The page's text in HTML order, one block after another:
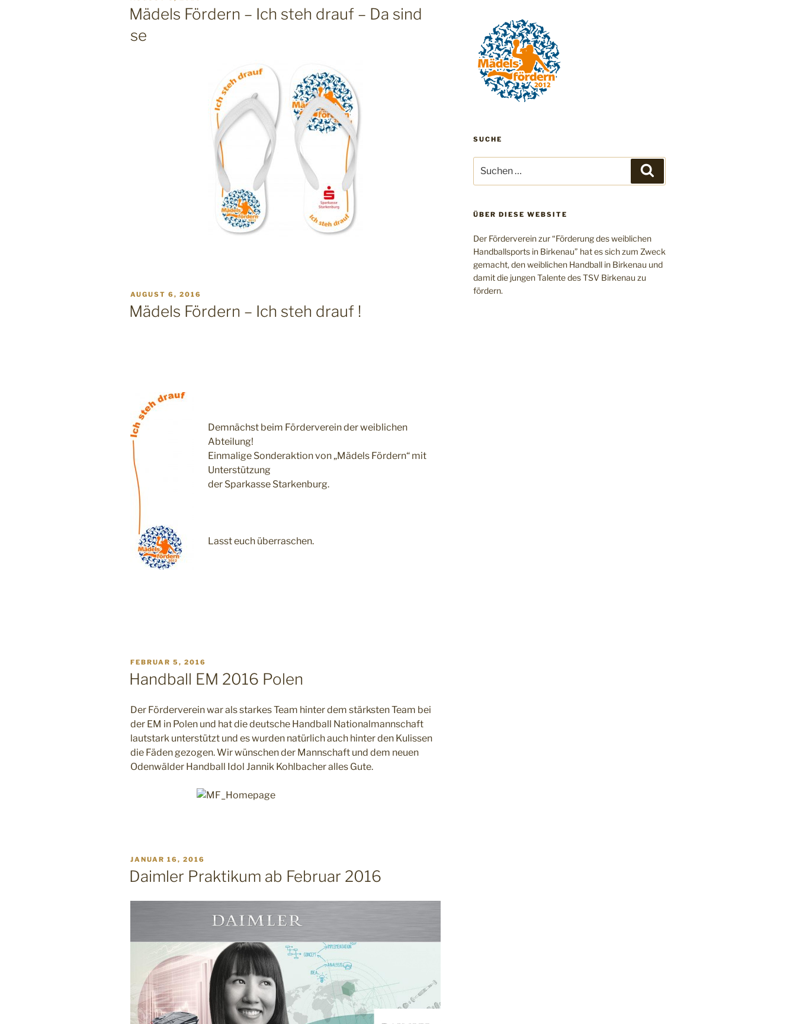
AM
Mädels Fördern – Ich steh drauf – Da sind
se
VERÖFFENTLICHT
AUGUST 6, 2016
Mädels Fördern – Ich steh drauf !
Demnächst beim Förderverein der weiblichen
Abteilung!
Einmalige Sonderaktion von „Mädels Fördern“ mit
Unterstützung
der Sparkasse Starkenburg.
Lasst euch überraschen.
VERÖFFENTLICHT
AM
FEBRUAR 5, 2016
Handball EM 2016 Polen
Der Förderverein war als starkes Team hinter dem stärksten Team bei
der EM in Polen und hat die deutsche Handball Nationalmannschaft
lautstark unterstützt und es wurden natürlich auch hinter den Kulissen
die Fäden gezogen. Wir wünschen der Mannschaft und dem neuen
Odenwälder Handball Idol Jannik Kohlbacher alles Gute.
VERÖFFENTLICHT
AM
JANUAR 16, 2016
Daimler Praktikum ab Februar 2016
SUCHE
nach:
ÜBER DIESE WEBSITE
Der Förderverein zur “Förderung des weiblichen
Handballsports in Birkenau” hat es sich zum Zweck
gemacht, den weiblichen Handball in Birkenau und
damit die jungen Talente des TSV Birkenau zu
fördern.